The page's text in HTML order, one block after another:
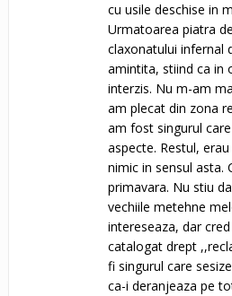
cu usile deschise in
Urmatoarea piatra
claxonatului infernal
amintita, stiind ca in
interzis. Nu m-am
am plecat din zona
am fost singurul
aspecte. Restul,
nimic in sensul asta.
primavara. Nu stiu
vechiile metehne
intereseaza, dar
catalogat drept
fi singurul care
ca-i deranjeaza pe